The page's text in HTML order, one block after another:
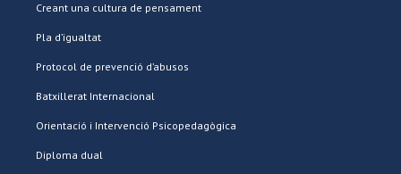
Creant una cultura de pensament
Pla d’igualtat
Protocol de prevenció d’abusos
Batxillerat Internacional
Orientació i Intervenció Psicopedagògica
Diploma dual